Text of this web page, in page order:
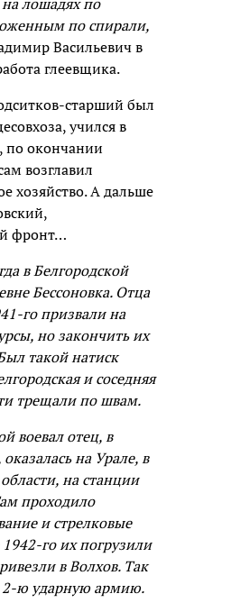
по спирали,
Васильевич в
глеевщика.
старший был
учился в
по окончании
возглавил
хозяйство. А дальше
фронт…
в Белгородской
Бессоновка. Отца
го призвали на
но закончить их
такой натиск
и соседняя
трещали по швам.
воевал отец, в
на Урале, в
на станции
проходило
и стрелковые
го их погрузили
в Волхов. Так
2-ю ударную армию.